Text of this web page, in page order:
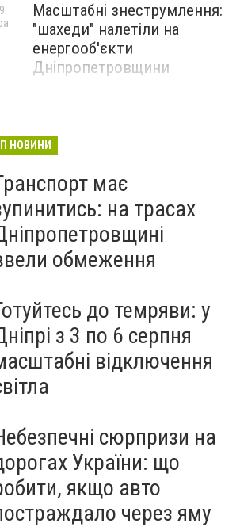
Масштабні знеструмлення:
"шахеди" налетіли на
енергооб'єкти
Дніпропетровщини
НОВИНИ
має
на трасах
обмеження
до темряви: у
з 3 по 6 серпня
відключення
сюрпризи на
України: що
якщо авто
через яму